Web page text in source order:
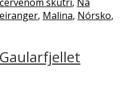
, Malina, Nórsko,